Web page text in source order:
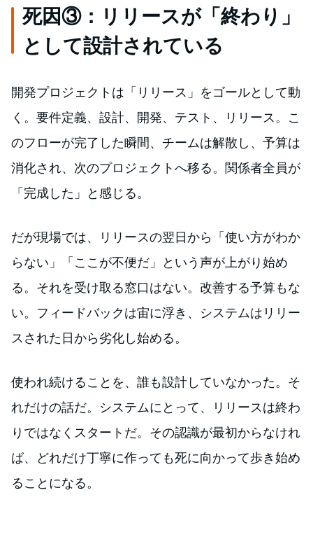
死因③：リリースが「終わり」
として設計されている
開発プロジェクトは「リリース」をゴールとして動
く。要件定義、設計、開発、テスト、リリース。こ
のフローが完了した瞬間、チームは解散し、予算は
消化され、次のプロジェクトへ移る。関係者全員が
「完成した」と感じる。
だが現場では、リリースの翌日から「使い方がわか
らない」「ここが不便だ」という声が上がり始め
る。それを受け取る窓口はない。改善する予算もな
い。フィードバックは宙に浮き、システムはリリー
スされた日から劣化し始める。
使われ続けることを、誰も設計していなかった。そ
れだけの話だ。システムにとって、リリースは終わ
りではなくスタートだ。その認識が最初からなけれ
ば、どれだけ丁寧に作っても死に向かって歩き始め
ることになる。